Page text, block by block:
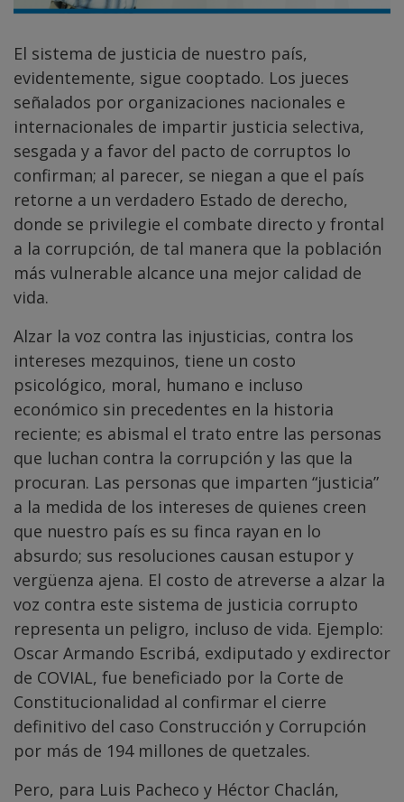
El sistema de justicia de nuestro país,
evidentemente, sigue cooptado. Los jueces
señalados por organizaciones nacionales e
internacionales de impartir justicia selectiva,
sesgada y a favor del pacto de corruptos lo
confirman; al parecer, se niegan a que el país
retorne a un verdadero Estado de derecho,
donde se privilegie el combate directo y frontal
a la corrupción, de tal manera que la población
más vulnerable alcance una mejor calidad de
vida.
Alzar la voz contra las injusticias, contra los
intereses mezquinos, tiene un costo
psicológico, moral, humano e incluso
económico sin precedentes en la historia
reciente; es abismal el trato entre las personas
que luchan contra la corrupción y las que la
procuran. Las personas que imparten “justicia”
a la medida de los intereses de quienes creen
que nuestro país es su finca rayan en lo
absurdo; sus resoluciones causan estupor y
vergüenza ajena. El costo de atreverse a alzar la
voz contra este sistema de justicia corrupto
representa un peligro, incluso de vida. Ejemplo:
Oscar Armando Escribá, exdiputado y exdirector
de COVIAL, fue beneficiado por la Corte de
Constitucionalidad al confirmar el cierre
definitivo del caso Construcción y Corrupción
por más de 194 millones de quetzales.
Pero, para Luis Pacheco y Héctor Chaclán,